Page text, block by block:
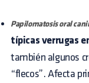
Papilomatosis oral
típicas verrugas
también algunos
“flecos”. Afecta